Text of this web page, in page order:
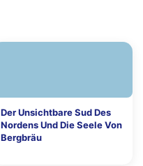
Der Unsichtbare Sud Des
Nordens Und Die Seele Von
Bergbräu